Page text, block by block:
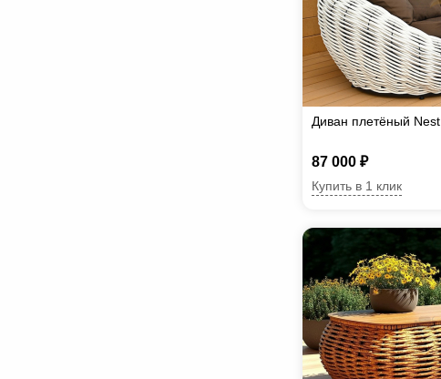
Диван плетёный Nest
87 000 ₽
Купить в 1 клик